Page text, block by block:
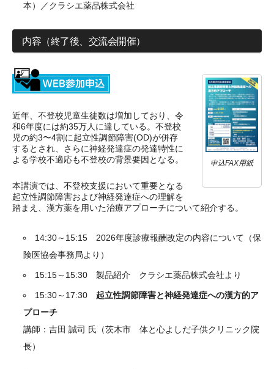
本）／クラシエ薬品株式会社
内容（終了後、交流会開催）
申込FAX用紙
近年、不登校児童生徒数は増加しており、令
和6年度には約35万人に達している。不登校
児の約3〜4割に起立性調節障害(OD)が併存
するとされ、さらに神経発達症の発達特性に
よる学校不適応も不登校の背景要因となる。
本講演では、不登校支援において重要となる
起立性調節障害および神経発達症への理解を
踏まえ、漢方薬を用いた治療アプローチについて紹介する。
14:30～15:15 2026年度診療報酬改定の内容について（保
険医協会事務局より）
15:15～15:30 製品紹介 クラシエ薬品株式会社より
15:30～17:30 起立性調節障害と神経発達症への漢方的ア
プローチ
講師：吉田 誠司 氏（茨木市 体と心よしだ子供クリニック院
長）